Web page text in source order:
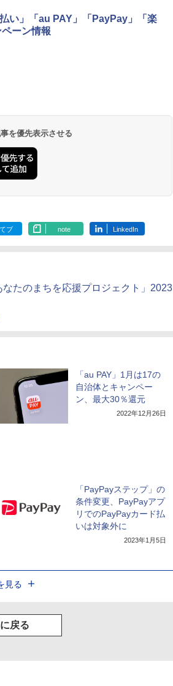
い」「au PAY」「PayPay」「楽
ーン情報
を優先表示させる
ブ note LinkedIn
たのまちを応援プロジェクト」2023
「au PAY」1月は17の
自治体とキャンペー
ン、最大30％還元
2022年12月26日
「PayPayステップ」の
条件変更、PayPayアプ
リでのPayPayカード払
いは対象外に
2023年1月5日
見る
戻る